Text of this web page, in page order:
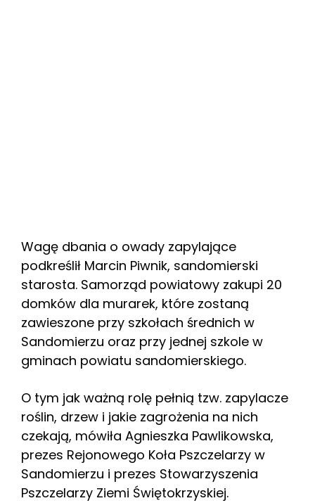
Wagę dbania o owady zapylające
podkreślił Marcin Piwnik, sandomierski
starosta. Samorząd powiatowy zakupi 20
domków dla murarek, które zostaną
zawieszone przy szkołach średnich w
Sandomierzu oraz przy jednej szkole w
gminach powiatu sandomierskiego.
O tym jak ważną rolę pełnią tzw. zapylacze
roślin, drzew i jakie zagrożenia na nich
czekają, mówiła Agnieszka Pawlikowska,
prezes Rejonowego Koła Pszczelarzy w
Sandomierzu i prezes Stowarzyszenia
Pszczelarzy Ziemi Świętokrzyskiej.